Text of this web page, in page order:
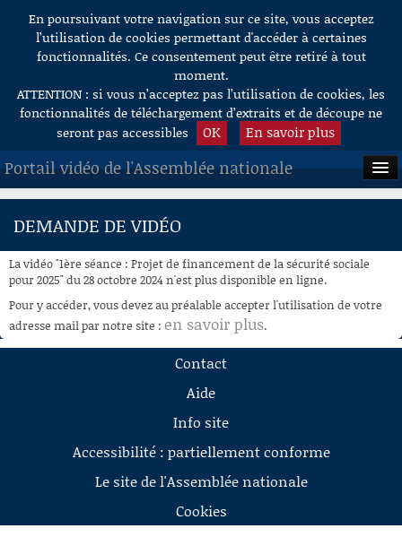
Aller au contenu
En poursuivant votre navigation sur ce site, vous acceptez
l’utilisation de cookies permettant d'accéder à certaines
fonctionnalités. Ce consentement peut être retiré à tout
moment.
ATTENTION : si vous n’acceptez pas l’utilisation de cookies, les
fonctionnalités de téléchargement d’extraits et de découpe ne
seront pas accessibles
OK En savoir plus
Portail vidéo de l'Assemblée nationale
ACCUEIL
À LA DEMANDE
RECHERCHE
AIDE À LA DÉCOUPE
DEMANDE DE VIDÉO
La vidéo "1ère séance : Projet de financement de la sécurité sociale
pour 2025" du 28 octobre 2024 n'est plus disponible en ligne.
Pour y accéder, vous devez au préalable accepter l'utilisation de votre
adresse mail par notre site : en savoir plus.
Contact
Aide
Info site
Accessibilité : partiellement conforme
Le site de l'Assemblée nationale
Cookies